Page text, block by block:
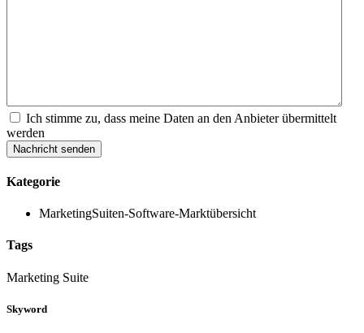
Ich stimme zu, dass meine Daten an den Anbieter übermittelt
werden
Nachricht senden
Kategorie
MarketingSuiten-Software-Marktübersicht
Tags
Marketing Suite
Skyword